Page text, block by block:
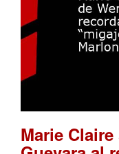
Marie